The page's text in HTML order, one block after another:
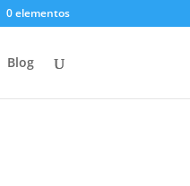
0 elementos
Blog